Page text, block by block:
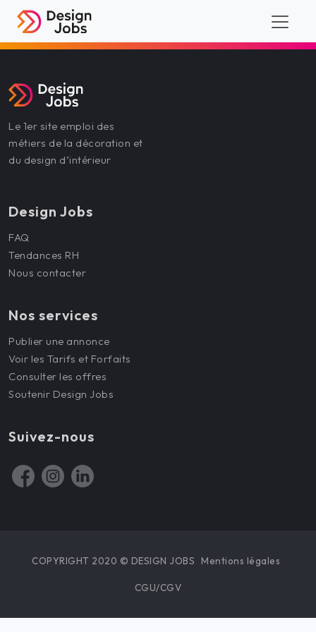
Le 1er site emploi des
métiers de la décoration et
du design d’intérieur
Design Jobs
FAQ
Tendances RH
Nous contacter
Nos services
Publier une annonce
Voir les Tarifs et Forfaits
Consulter les offres
Soutenir Design Jobs
Suivez-nous
COPYRIGHT 2020 © DESIGN JOBS Mentions légales
CGU/CGV